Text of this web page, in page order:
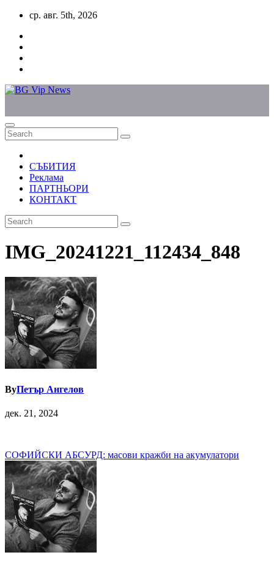
Skip
content
ср. авг. 5th, 2026
СЪБИТИЯ
Реклама
ПАРТНЬОРИ
КОНТАКТ
IMG_20241221_112434_848
ByПетър Ангелов
дек. 21, 2024
Навигация
СОФИЙСКИ АБСУРД: масови кражби на акумулатори